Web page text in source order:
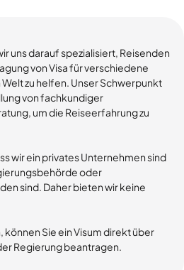
uns darauf spezialisiert, Reisenden
von Visa für verschiedene
zu helfen. Unser Schwerpunkt
von fachkundiger
um die Reiseerfahrung zu
wir ein privates Unternehmen sind
oder
sind. Daher bieten wir keine
können Sie ein Visum direkt über
Regierung beantragen.